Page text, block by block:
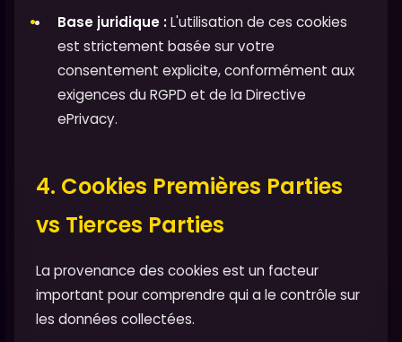
Base juridique :L'utilisation de ces cookies
est strictement basée sur votre
consentement explicite, conformément aux
exigences du RGPD et de la Directive
ePrivacy.
4. Cookies Premières Parties
vs Tierces Parties
La provenance des cookies est un facteur
important pour comprendre qui a le contrôle sur
les données collectées.